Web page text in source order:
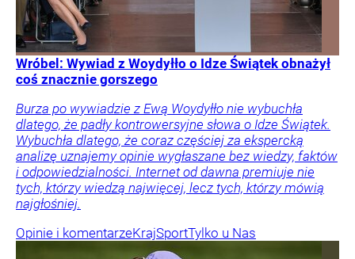
Wróbel: Wywiad z Woydyłło o Idze Świątek obnażył
coś znacznie gorszego
Burza po wywiadzie z Ewą Woydyłło nie wybuchła
dlatego, że padły kontrowersyjne słowa o Idze Świątek.
Wybuchła dlatego, że coraz częściej za ekspercką
analizę uznajemy opinie wygłaszane bez wiedzy, faktów
i odpowiedzialności. Internet od dawna premiuje nie
tych, którzy wiedzą najwięcej, lecz tych, którzy mówią
najgłośniej.
Opinie i komentarzeKrajSportTylko u Nas